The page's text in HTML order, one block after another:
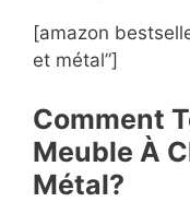
[amazon
et métal”]
Comment
Meuble À
Métal?